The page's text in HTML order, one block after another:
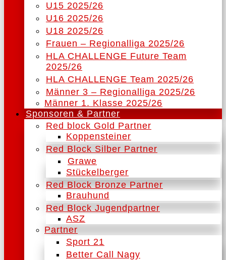
U15 2025/26
U16 2025/26
U18 2025/26
Frauen – Regionalliga 2025/26
HLA CHALLENGE Future Team
2025/26
HLA CHALLENGE Team 2025/26
Männer 3 – Regionalliga 2025/26
Männer 1. Klasse 2025/26
Sponsoren & Partner
Red block Gold Partner
Koppensteiner
Red Block Silber Partner
Grawe
Stückelberger
Red Block Bronze Partner
Brauhund
Red Block Jugendpartner
ASZ
Partner
Sport 21
Better Call Nagy